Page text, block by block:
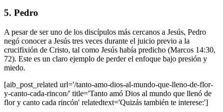
5. Pedro
A pesar de ser uno de los discípulos más cercanos a Jesús, Pedro
negó conocer a Jesús tres veces durante el juicio previo a la
crucifixión de Cristo, tal como Jesús había predicho (Marcos 14:30,
72). Este es un claro ejemplo de perder el enfoque bajo presión y
miedo.
[aib_post_related url='/tanto-amo-dios-al-mundo-que-lleno-de-flor-
y-canto-cada-rincon/' title='Tanto amó Dios al mundo que llenó de
flor y canto cada rincón' relatedtext='Quizás también te interese:']